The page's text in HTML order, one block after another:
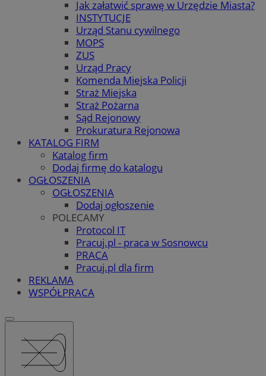
Jak załatwić sprawę w Urzędzie Miasta?
INSTYTUCJE
Urząd Stanu cywilnego
MOPS
ZUS
Urząd Pracy
Komenda Miejska Policji
Straż Miejska
Straż Pożarna
Sąd Rejonowy
Prokuratura Rejonowa
KATALOG FIRM
Katalog firm
Dodaj firmę do katalogu
OGŁOSZENIA
OGŁOSZENIA
Dodaj ogłoszenie
POLECAMY
Protocol IT
Pracuj.pl - praca w Sosnowcu
PRACA
Pracuj.pl dla firm
REKLAMA
WSPÓŁPRACA